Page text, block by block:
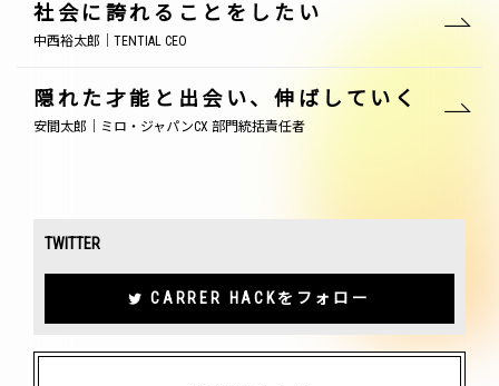
社会に誇れることをしたい
中西裕太郎｜TENTIAL CEO
隠れた才能と出会い、伸ばしていく
安間太郎｜ミロ・ジャパンCX 部門統括責任者
TWITTER
CARRER HACKをフォロー